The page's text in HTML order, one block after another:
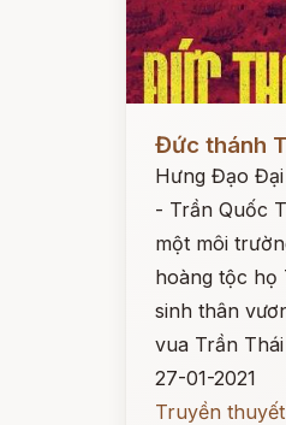
Đức thánh
Hưng Đạo
- Trần Quốc
một môi
hoàng tộc họ
sinh thân
vua Trần
27-01-2021
Truyền